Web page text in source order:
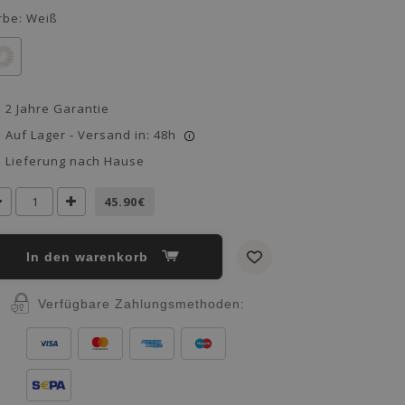
Weiß
2 Jahre Garantie
Auf Lager - Versand in: 48h
i
Lieferung nach Hause
45.90€
in den warenkorb
Verfügbare Zahlungsmethoden: